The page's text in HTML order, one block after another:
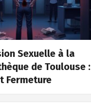
Sexuelle à la
de Toulouse :
Fermeture